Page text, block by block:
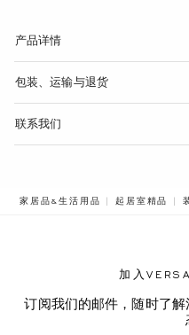
产品详情
包装、运输与退货
联系我们
家居品&生活用品 起居室精品
加入
订阅我们的邮件，随时了